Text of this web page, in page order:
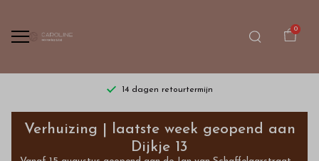
0
14 dagen retourtermijn
Nubikk
Sneakers
Verhuizing | laatste week geopend aan
Dijkje 13